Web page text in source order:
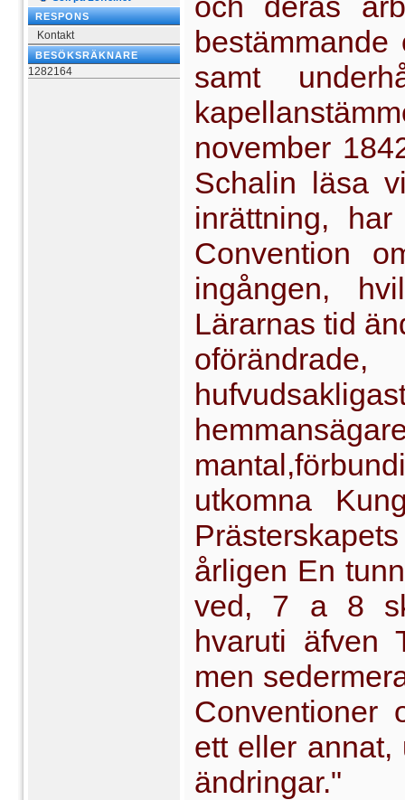
RESPONS
Kontakt
BESÖKSRÄKNARE
1282164
samt
november
Schalin läsa
inrättning,
Convention
ingången,
Lärarnas tid
utkomna
årligen En
ved, 7 a8
hvaruti äfven
men
Conventioner
ett eller
ändringar."